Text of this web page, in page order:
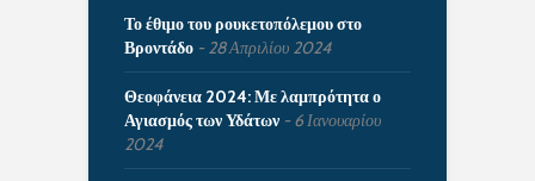
Το έθιμο του ρουκετοπόλεμου στο
Βροντάδο
28 Απριλίου 2024
Θεοφάνεια 2024: Με λαμπρότητα ο
Αγιασμός των Υδάτων
6 Ιανουαρίου
2024